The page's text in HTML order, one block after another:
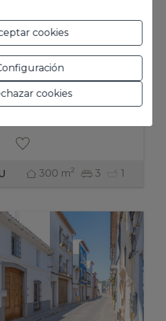
venta en Jalon
1, En venta en Jalon. Lo
de este anuncio
en inglés. Sin embargo,
con ...
300 m2 3 1
cookies
cookies